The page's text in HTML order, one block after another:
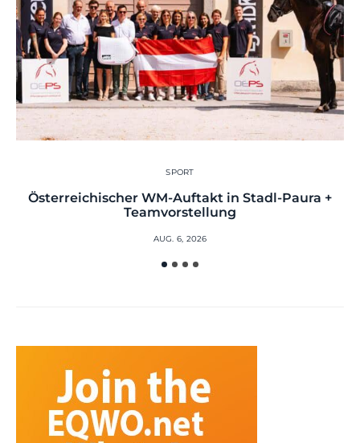
SPORT
Österreichischer WM-Auftakt in Stadl-Paura +
Teamvorstellung
AUG. 6, 2026